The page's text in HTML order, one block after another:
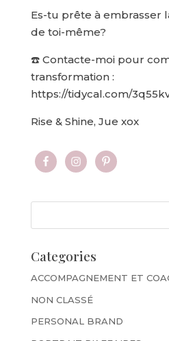
Es-tu prête à embrasser
de toi-même?
☎️ Contacte-moi pour
transformation :
https://tidycal.com/
Rise & Shine, Jue xox
Categories
ACCOMPAGNEMENT ET
NON CLASSÉ
PERSONAL BRAND